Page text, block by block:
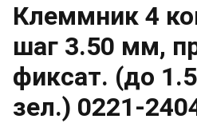
Клеммник 4
шаг 3.50 мм,
фиксат. (до
зел.) 0221-